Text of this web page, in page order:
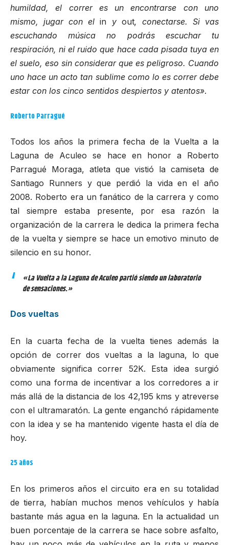
humildad, el correr es un encontrarse con uno
mismo, jugar con elin y out, conectarse. Si vas
escuchando música no podrás escuchar tu
respiración, ni el ruido que hace cada pisada tuya en
el suelo, eso sin considerar que es peligroso. Cuando
uno hace un acto tan sublime como lo es correr debe
estar con los cinco sentidos despiertos y atentos».
Roberto Parragué
Todos los años la primera fecha de la Vuelta a la
Laguna de Aculeo se hace en honor a Roberto
Parragué Moraga, atleta que vistió la camiseta de
Santiago Runners y que perdió la vida en el año
2008. Roberto era un fanático de la carrera y como
tal siempre estaba presente, por esa razón la
organización de la carrera le dedica la primera fecha
de la vuelta y siempre se hace un emotivo minuto de
silencio en su honor.
«La Vuelta a la Laguna de Aculeo partió siendo un laboratorio
de sensaciones.»
Dos vueltas
En la cuarta fecha de la vuelta tienes además la
opción de correr dos vueltas a la laguna, lo que
obviamente significa correr 52K. Esta idea surgió
como una forma de incentivar a los corredores a ir
más allá de la distancia de los 42,195 kms y atreverse
con el ultramaratón. La gente enganchó rápidamente
con la idea y se ha mantenido vigente hasta el día de
hoy.
25 años
En los primeros años el circuito era en su totalidad
de tierra, habían muchos menos vehículos y había
bastante más agua en la laguna. En la actualidad un
buen porcentaje de la carrera se hace sobre asfalto,